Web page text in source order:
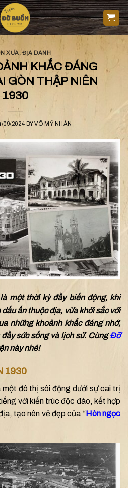
XƯA, ĐỊA DANH
KHẮC ĐÁNG
GÒN THẬP NIÊN
1930
09/2024 BYVÕ MỸ NHÂN
một thời kỳ đầy biến động, khi
ấn thuộc địa, vừa khởi sắc với
những khoảnh khắc đáng nhớ,
sức sống và lịch sử. CùngĐỡ
này nhé!
1930
đô thị sôi động dưới sự cai trị
với kiến trúc độc đáo, kết hợp
tạo nên vẻ đẹp của “Hòn ngọc